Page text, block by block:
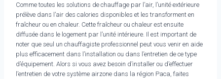
Comme toutes les solutions de chauffage par l’air, l’unité extérieure
prélève dans l’air des calories disponibles et les transforment en
fraîcheur ou en chaleur. Cette fraîcheur ou chaleur est ensuite
diffusée dans le logement par l’unité intérieure. Il est important de
noter que seul un chauffagiste professionnel peut vous venir en aide
plus efficacement dans l’installation ou dans l’entretien de ce type
d’équipement. Alors si vous avez besoin d’installer ou d’effectuer
l’entretien de votre système airzone dans la région Paca, faites